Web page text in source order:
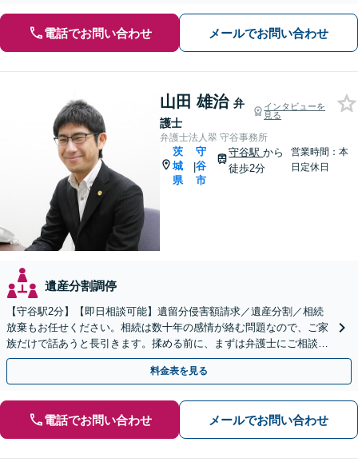
電話でお問い合わせ メールでお問い合わせ
山田 雄治 弁
護士
インタビューを
見る
弁護士法人翠 守谷事務所
茨
城
県
|
守
谷
市
守谷駅から
徒歩2分
営業時間：本
日定休日
遺産分割調停
【守谷駅2分】【即日相談可能】遺留分侵害額請求／遺産分割／相続
放棄もお任せください。相続は数十年の感情が絡む問題なので、ご家
族だけで話あうと長引きます。揉める前に、まずは弁護士にご相談く
ださい。
料金表を見る
電話でお問い合わせ メールでお問い合わせ